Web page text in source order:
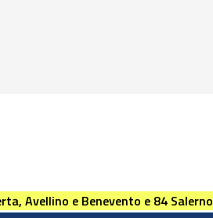
Avellino e Benevento e 84 Salerno